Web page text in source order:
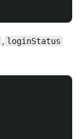
, loginStatus